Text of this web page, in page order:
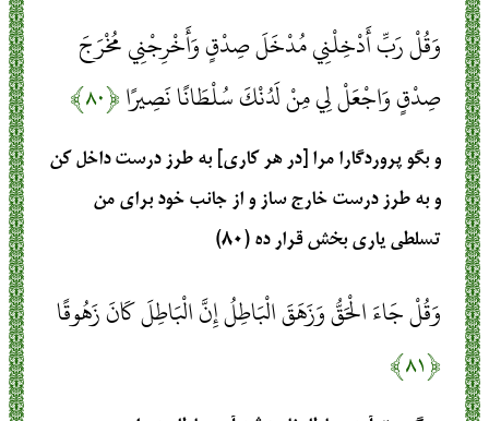
وَقُلْ رَبِّ أَدْخِلْنِي مُدْخَلَ صِدْقٍ وَأَخْرِجْنِي مُخْرَجَ
صِدْقٍ وَاجْعَلْ لِي مِنْ لَدُنْكَ سُلْطَانًا نَصِيرًا﴿۸۰﴾
و بگو پروردگارا مرا [در هر كارى] به طرز درست داخل كن
و به طرز درست‏ خارج ساز و از جانب خود براى من
تسلطى يارى‏ بخش قرار ده (۸۰)
وَقُلْ جَاءَ الْحَقُّ وَزَهَقَ الْبَاطِلُ إِنَّ الْبَاطِلَ كَانَ زَهُوقًا
﴿۸۱﴾